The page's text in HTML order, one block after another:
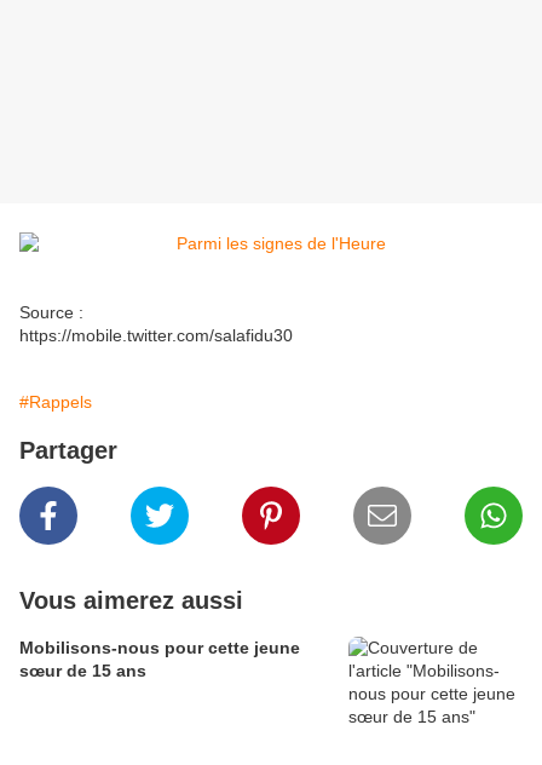
Source :
https://mobile.twitter.com/salafidu30
#Rappels
Partager
Vous aimerez aussi
Mobilisons-nous pour cette jeune
sœur de 15 ans